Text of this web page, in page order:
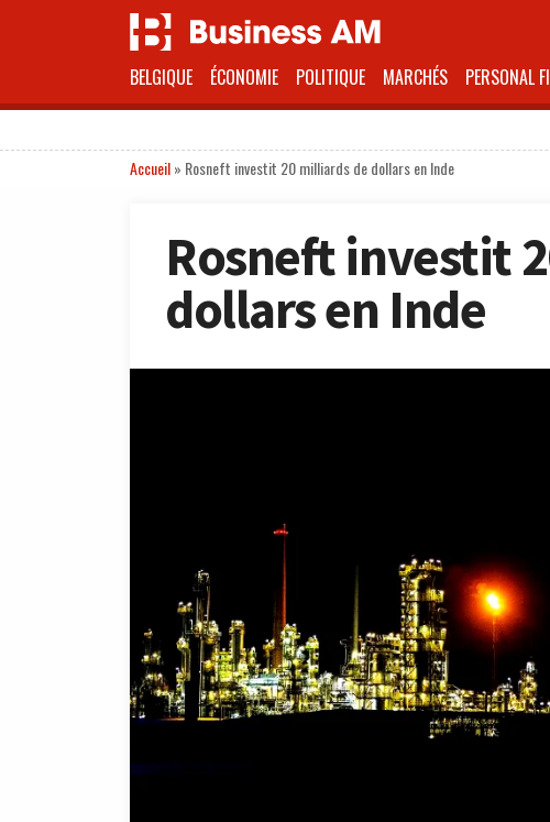
BELGIQUE ÉCONOMIE POLITIQUE MARCHÉS PERSONAL
Accueil» Rosneft investit 20 milliards de dollars en Inde
Rosneft investit
dollars en Inde